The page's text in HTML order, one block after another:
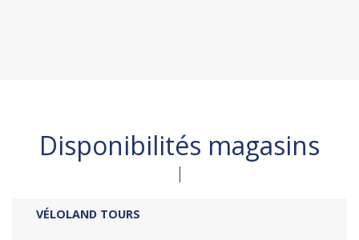
Disponibilités magasins
VÉLOLAND TOURS